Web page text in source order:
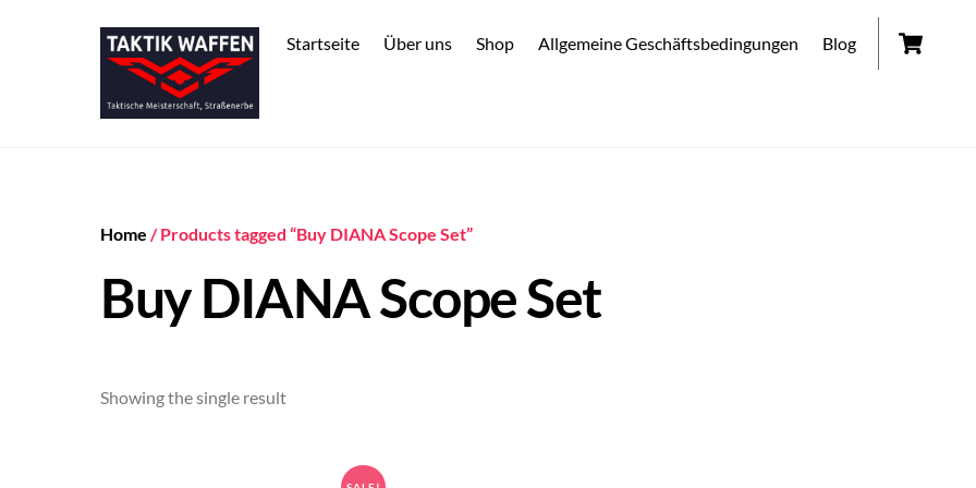
Startseite Über uns Shop Allgemeine Geschäftsbedingungen Blog
Home / Products tagged “Buy DIANA Scope Set”
Buy DIANA Scope Set
Showing the single result